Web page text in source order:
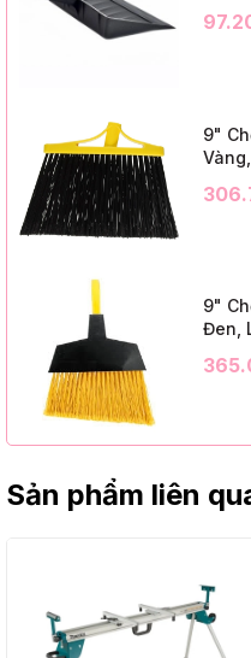
Black
9"
12
9"
Đen,
12
Sản phẩm liên